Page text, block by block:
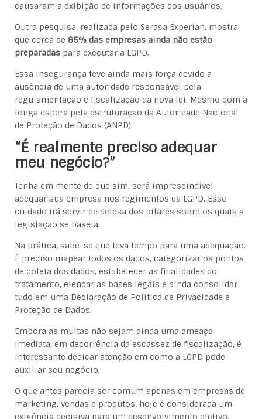
causaram a exibição de informações dos usuários.
Outra pesquisa, realizada pelo Serasa Experian, mostra
que cerca de 85% das empresas ainda não estão
preparadas para executar a LGPD.
Essa insegurança teve ainda mais força devido a
ausência de uma autoridade responsável pela
regulamentação e fiscalização da nova lei. Mesmo com a
longa espera pela estruturação da Autoridade Nacional
de Proteção de Dados (ANPD).
“É realmente preciso adequar
meu negócio?”
Tenha em mente de que sim, será imprescindível
adequar sua empresa nos regimentos da LGPD. Esse
cuidado irá servir de defesa dos pilares sobre os quais a
legislação se baseia.
Na prática, sabe-se que leva tempo para uma adequação.
É preciso mapear todos os dados, categorizar os pontos
de coleta dos dados, estabelecer as finalidades do
tratamento, elencar as bases legais e ainda consolidar
tudo em uma Declaração de Política de Privacidade e
Proteção de Dados.
Embora as multas não sejam ainda uma ameaça
imediata, em decorrência da escassez de fiscalização, é
interessante dedicar atenção em como a LGPD pode
auxiliar seu negócio.
O que antes parecia ser comum apenas em empresas de
marketing, vendas e produtos, hoje é considerada um
exigência decisiva para um desenvolvimento efetivo.